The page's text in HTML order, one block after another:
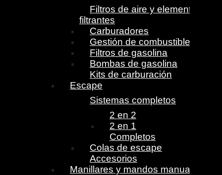
Filtros de aire y elementos
filtrantes
Carburadores
Gestión de combustible
Filtros de gasolina
Bombas de gasolina
Kits de carburación
Escape
Sistemas completos
2 en 2
2 en 1
Completos
Colas de escape
Accesorios
Manillares y mandos manuales